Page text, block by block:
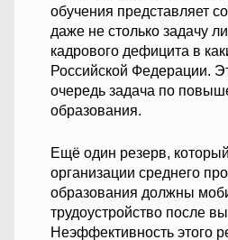
обучения представляет
даже не столько задачу
кадрового дефицита в
Российской Федерации.
очередь задача по
образования.
Ещё один резерв,
организации среднего
образования должны
трудоустройство после
Неэффективность этого